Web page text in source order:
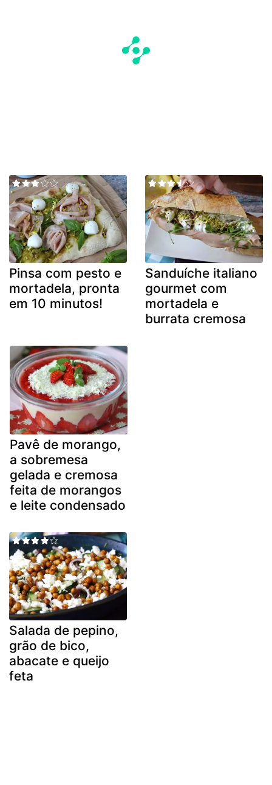
Pinsa com pesto e
mortadela, pronta
em 10 minutos!
Sanduíche italiano
gourmet com
mortadela e
burrata cremosa
Pavê de morango,
a sobremesa
gelada e cremosa
feita de morangos
e leite condensado
Salada de pepino,
grão de bico,
abacate e queijo
feta